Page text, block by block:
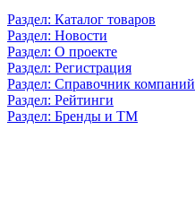
Раздел: Каталог товаров
Раздел: Новости
Раздел: О проекте
Раздел: Регистрация
Раздел: Справочник компаний
Раздел: Рейтинги
Раздел: Бренды и ТМ